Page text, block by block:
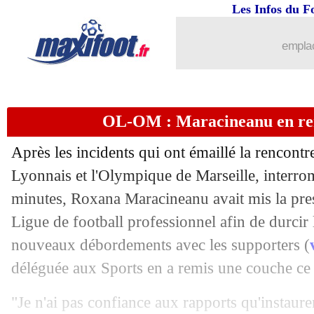
Les Infos du
OL-OM : Maracineanu en
Après les incidents qui ont émaillé la
Lyonnais et l'Olympique de Marseille,
minutes, Roxana Maracineanu avait mis la
Ligue de football professionnel afin de durcir
nouveaux débordements avec les supporters (
déléguée aux Sports en a remis une couche
"Je n'ai pas confiance aux rapports
OL-OM : la table, Madar reprend
23/11 Naples: Osimhen opéré et absent 3
23/11 Man Utd: Pochettino, le PSG
23/11 LFP: la sécurité, Darmanin dévoile
23/11 OM : la rumeur Lacazette
23/11 OL-OM: le supporter se dit abattu
Barça : bonne nouvelle pour Dembélé